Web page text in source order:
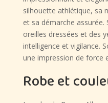
silhouette athlétique, sa
et sa démarche
oreilles dressées et des
intelligence et vigilance.
une impression de force
Robe et